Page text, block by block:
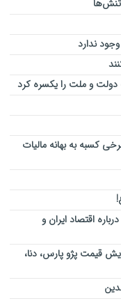
ندارد
و ملت را یکسره کرد
کسبه به بهانه مالیات
اقتصاد ایران و
قیمت پژو پارس، دنا،